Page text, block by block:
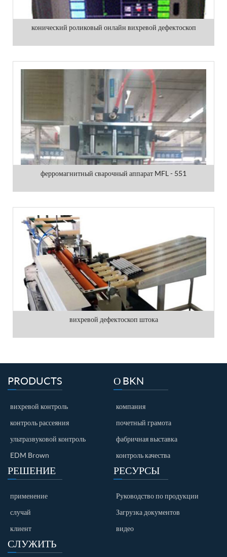
конический роликовый онлайн вихревой дефектоскоп
ферромагнитный сварочный аппарат MFL - 551
вихревой дефектоскоп штока
PRODUCTS
вихревой контроль
контроль рассеяния
ультразвуковой контроль
EDM Brown
О BKN
компания
почетный грамота
фабричная выставка
контроль качества
РЕШЕНИЕ
применение
случай
клиент
РЕСУРСЫ
Руководство по продукции
Загрузка документов
видео
СЛУЖИТЬ